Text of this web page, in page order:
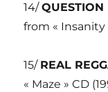
14/QUESTION
from « Insanity
15/ REAL
« Maze » CD